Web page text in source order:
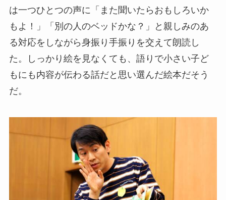
は一つひとつの声に「また聞いたらおもしろいか
もよ！」「別の人のベッドかな？」と親しみのあ
る対応をしながら身振り手振りを交えて朗読し
た。しっかり絵を見なくても、語りで小さい子ど
もにも内容が伝わる話だと思い選んだ絵本だそう
だ。